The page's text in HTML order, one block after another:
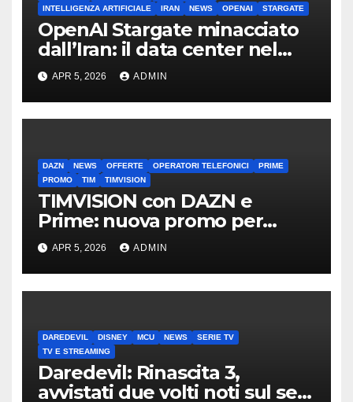
INTELLIGENZA ARTIFICIALE
IRAN NEWS OPENAI STARGATE
OpenAI Stargate minacciato
dall’Iran: il data center nel
mirino
APR 5, 2026 ADMIN
DAZN NEWS OFFERTE OPERATORI TELEFONICI
PRIME
PROMO
TIM TIMVISION
TIMVISION con DAZN e
Prime: nuova promo per
clienti TIM
APR 5, 2026 ADMIN
DAREDEVIL DISNEY MCU NEWS
SERIE TV
TV E STREAMING
Daredevil: Rinascita 3,
avvistati due volti noti sul set